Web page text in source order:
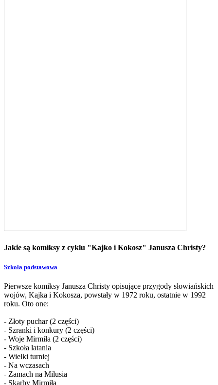
Jakie są komiksy z cyklu "Kajko i Kokosz" Janusza Christy?
Szkoła podstawowa
Pierwsze komiksy Janusza Christy opisujące przygody słowiańskich
wojów, Kajka i Kokosza, powstały w 1972 roku, ostatnie w 1992
roku. Oto one:
- Złoty puchar (2 części)
- Szranki i konkury (2 części)
- Woje Mirmiła (2 części)
- Szkoła latania
- Wielki turniej
- Na wczasach
- Zamach na Milusia
- Skarby Mirmiła